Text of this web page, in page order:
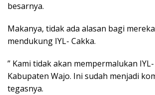
besarnya.
Makanya, tidak ada alasan bagi
mendukung IYL- Cakka.
” Kami tidak akan mempermalukan
Kabupaten Wajo. Ini sudah menjadi
tegasnya.